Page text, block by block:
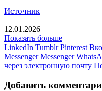
Источник
12.01.2026
Показать больше
LinkedIn Tumblr Pinterest
Messenger Messenger
через электронную почту
Добавить